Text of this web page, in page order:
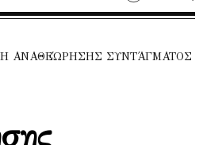
ΑΝΑΘΕΏΡΗΣΗΣ ΣΥΝΤΆΓΜΑΤΟΣ